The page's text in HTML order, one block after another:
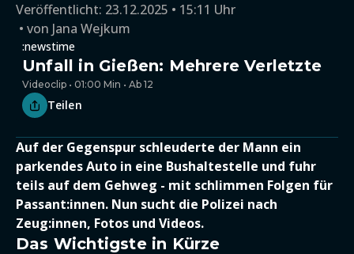
Veröffentlicht: 23.12.2025 • 15:11 Uhr
von Jana Wejkum
:newstime
Unfall in Gießen: Mehrere Verletzte
Videoclip • 01:00 Min • Ab 12
Teilen
Auf der Gegenspur schleuderte der Mann ein
parkendes Auto in eine Bushaltestelle und fuhr
teils auf dem Gehweg - mit schlimmen Folgen für
Passant:innen. Nun sucht die Polizei nach
Zeug:innen, Fotos und Videos.
Das Wichtigste in Kürze